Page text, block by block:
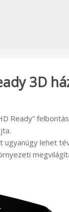
3D
Ready”
ugyanúgy lehet